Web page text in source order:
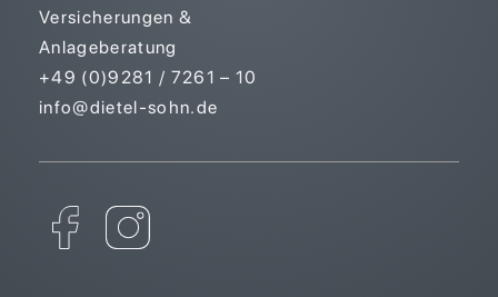
Versicherungen &
Anlageberatung
+49 (0)9281 / 7261 – 10
info@dietel-sohn.de